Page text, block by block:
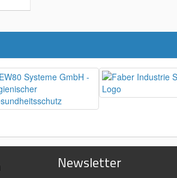
Newsletter